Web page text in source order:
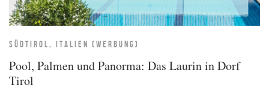
SÜDTIROL, ITALIEN (WERBUNG)
Pool, Palmen und Panorma: Das Laurin in Dorf
Tirol